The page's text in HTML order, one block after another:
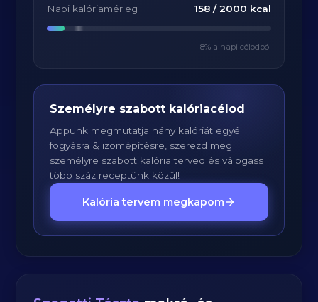
Napi kalóriamérleg 158/ 2000 kcal
8% a napi célodból
Személyre szabott kalóriacélod
Appunk megmutatja hány kalóriát egyél
fogyásra & izomépítésre, szerezd meg
személyre szabott kalória terved és válogass
több száz receptünk közül!
Kalória tervem megkapom